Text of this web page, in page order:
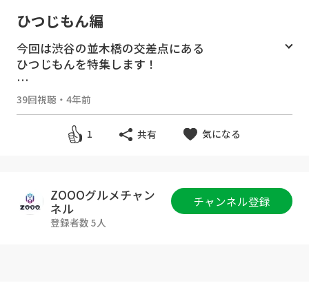
ひつじもん編
今回は渋谷の並木橋の交差点にある
ひつじもんを特集します！
ひつじもんはラム肉の焼肉が楽しめるお店で
す。
ひつじもんのラム肉はラム肉特有の臭みが少な
いので、苦手な人でもイケるかも！？
是非確認しにお店に伺ってみてください！
39回視聴 ・ 4年前
1 共有 気になる
ZOOOグルメチャン
ネル
登録者数 5人
チャンネル登録